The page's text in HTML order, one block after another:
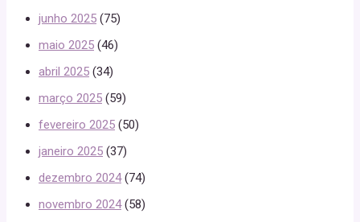
junho 2025 (75)
maio 2025 (46)
abril 2025 (34)
março 2025 (59)
fevereiro 2025 (50)
janeiro 2025 (37)
dezembro 2024(74)
novembro 2024(58)